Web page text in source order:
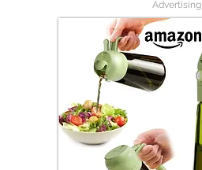
Advertising